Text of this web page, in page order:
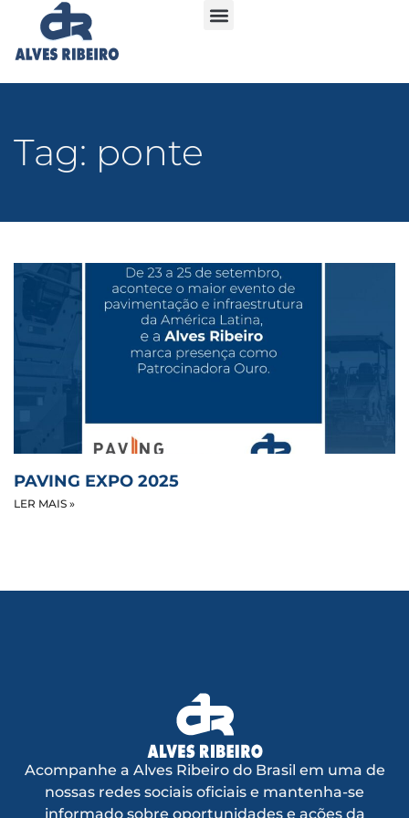
Tag: ponte
PAVING EXPO 2025
LER MAIS »
Acompanhe a Alves Ribeiro do Brasil em uma de
nossas redes sociais oficiais e mantenha-se
informado sobre oportunidades e ações da